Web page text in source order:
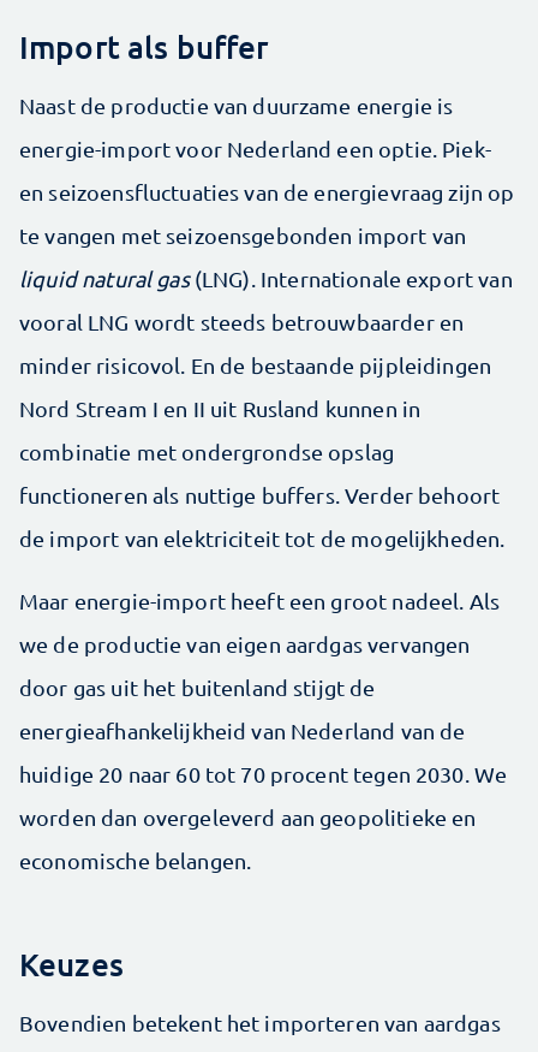
Import als buffer
Naast de productie van duurzame energie is
energie-import voor Nederland een optie. Piek-
en seizoensfluctuaties van de energievraag zijn op
te vangen met seizoensgebonden import van
liquid natural gas(LNG). Internationale export van
vooral LNG wordt steeds betrouwbaarder en
minder risicovol. En de bestaande pijpleidingen
Nord Stream I en II uit Rusland kunnen in
combinatie met ondergrondse opslag
functioneren als nuttige buffers. Verder behoort
de import van elektriciteit tot de mogelijkheden.
Maar energie-import heeft een groot nadeel. Als
we de productie van eigen aardgas vervangen
door gas uit het buitenland stijgt de
energieafhankelijkheid van Nederland van de
huidige 20 naar 60 tot 70 procent tegen 2030. We
worden dan overgeleverd aan geopolitieke en
economische belangen.
Keuzes
Bovendien betekent het importeren van aardgas